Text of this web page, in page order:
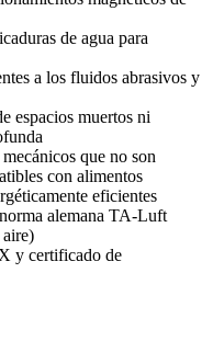
de agua para
a los fluidos abrasivos y
espacios muertos ni
que no son
con alimentos
eficientes
alemana TA-Luft
y certificado de